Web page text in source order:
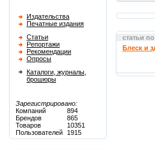
Издательства
Печатные издания
Статьи
Репортажи
Рекомендации
Опросы
Каталоги, журналы,
брошюры
Зарегистрировано:
Компаний
894
Брендов
865
Товаров
10351
Пользователей
1915
статьи
Блеск и